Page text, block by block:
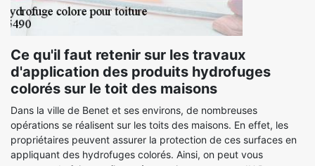
Ce qu'il faut retenir sur les travaux
d'application des produits hydrofuges
colorés sur le toit des maisons
Dans la ville de Benet et ses environs, de nombreuses
opérations se réalisent sur les toits des maisons. En effet, les
propriétaires peuvent assurer la protection de ces surfaces en
appliquant des hydrofuges colorés. Ainsi, on peut vous